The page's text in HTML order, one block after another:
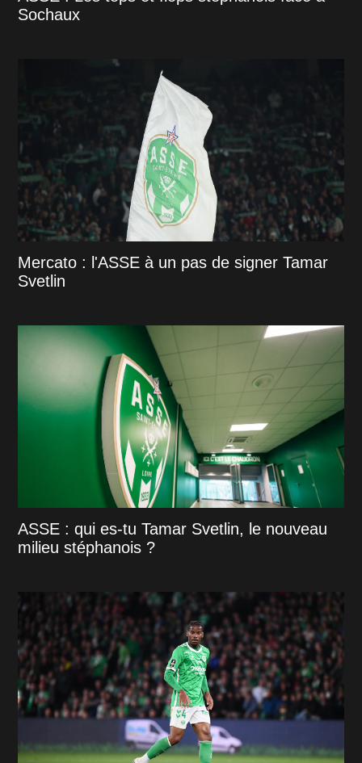
Sochaux
Mercato : l'ASSE à un pas de signer Tamar
Svetlin
ASSE : qui es-tu Tamar Svetlin, le nouveau
milieu stéphanois ?